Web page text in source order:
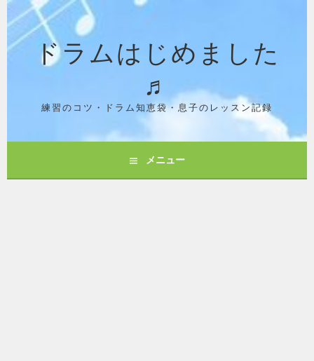
コ
ン
テ
ッ
ドラムはじめました
♬
練習のコツ・ドラム知恵袋・息子のレッスン記録
メニュー